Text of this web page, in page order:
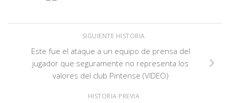
SIGUIENTE HISTORIA
Este fue el ataque a un equipo de prensa del
jugador que seguramente no representa los
valores del club Pintense (VIDEO)
HISTORIA PREVIA